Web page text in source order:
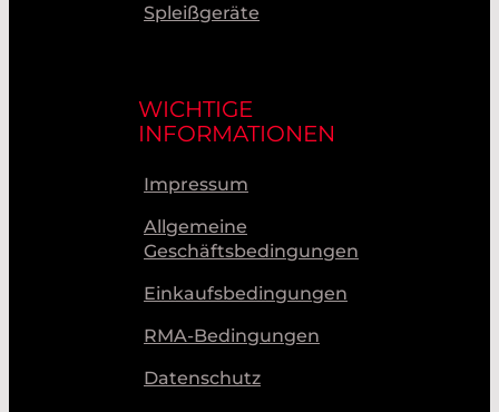
Spleißgeräte
WICHTIGE
INFORMATIONEN
Impressum
Allgemeine
Geschäftsbedingungen
Einkaufsbedingungen
RMA-Bedingungen
Datenschutz